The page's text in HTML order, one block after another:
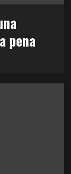
pena